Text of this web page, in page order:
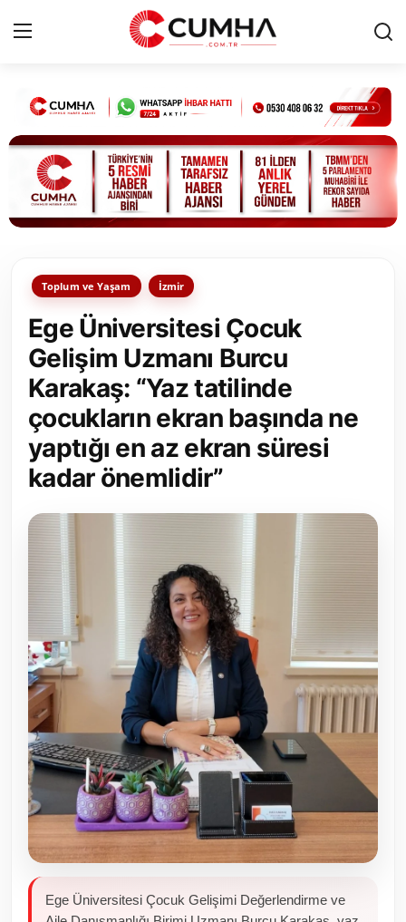
Kurumsal
Cumhurbaşkanlığı
Bakanlıklar
Siyasi Partiler
Yerel Yönetimler
Mülki İdare
Toplum ve Yaşam
Sivil Toplum Kuruluşları
Kamu Kurumları ve Üst Kurullar
Resmi Reklamlar
Toplum ve Yaşam İzmir
Ege Üniversitesi Çocuk
Gelişim Uzmanı Burcu
Karakaş: “Yaz tatilinde
çocukların ekran başında ne
yaptığı en az ekran süresi
kadar önemlidir”
Ege Üniversitesi Çocuk Gelişimi Değerlendirme ve